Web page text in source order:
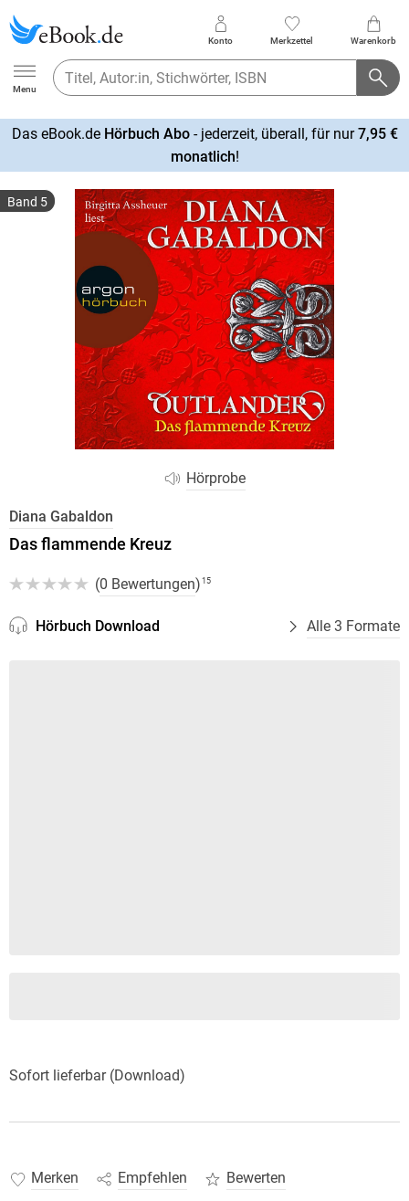
Ebook.de
Menu
Konto Merkzettel Warenkorb
Das eBook.de Hörbuch Abo- jederzeit, überall, für nur7,95 €
monatlich!
Hörprobe
Band 5
Diana Gabaldon
Das flammende Kreuz
(0 Bewertungen) 15
Hörbuch Download Alle 3 Formate
Sofort lieferbar (Download)
Merken Empfehlen Bewerten